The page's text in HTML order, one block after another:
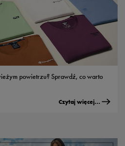
powietrzu? Sprawdź, co warto
Czytaj więcej...